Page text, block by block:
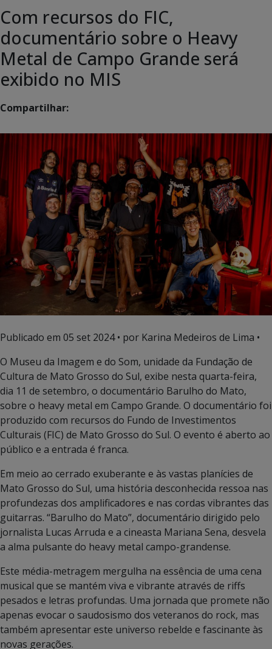
Com recursos do FIC,
documentário sobre o Heavy
Metal de Campo Grande será
exibido no MIS
Compartilhar:
Publicado em 05 set 2024• por Karina Medeiros de Lima •
O Museu da Imagem e do Som, unidade da Fundação de
Cultura de Mato Grosso do Sul, exibe nesta quarta-feira,
dia 11 de setembro, o documentário Barulho do Mato,
sobre o heavy metal em Campo Grande. O documentário foi
produzido com recursos do Fundo de Investimentos
Culturais (FIC) de Mato Grosso do Sul. O evento é aberto ao
público e a entrada é franca.
Em meio ao cerrado exuberante e às vastas planícies de
Mato Grosso do Sul, uma história desconhecida ressoa nas
profundezas dos amplificadores e nas cordas vibrantes das
guitarras. “Barulho do Mato”, documentário dirigido pelo
jornalista Lucas Arruda e a cineasta Mariana Sena, desvela
a alma pulsante do heavy metal campo-grandense.
Este média-metragem mergulha na essência de uma cena
musical que se mantém viva e vibrante através de riffs
pesados e letras profundas. Uma jornada que promete não
apenas evocar o saudosismo dos veteranos do rock, mas
também apresentar este universo rebelde e fascinante às
novas gerações.